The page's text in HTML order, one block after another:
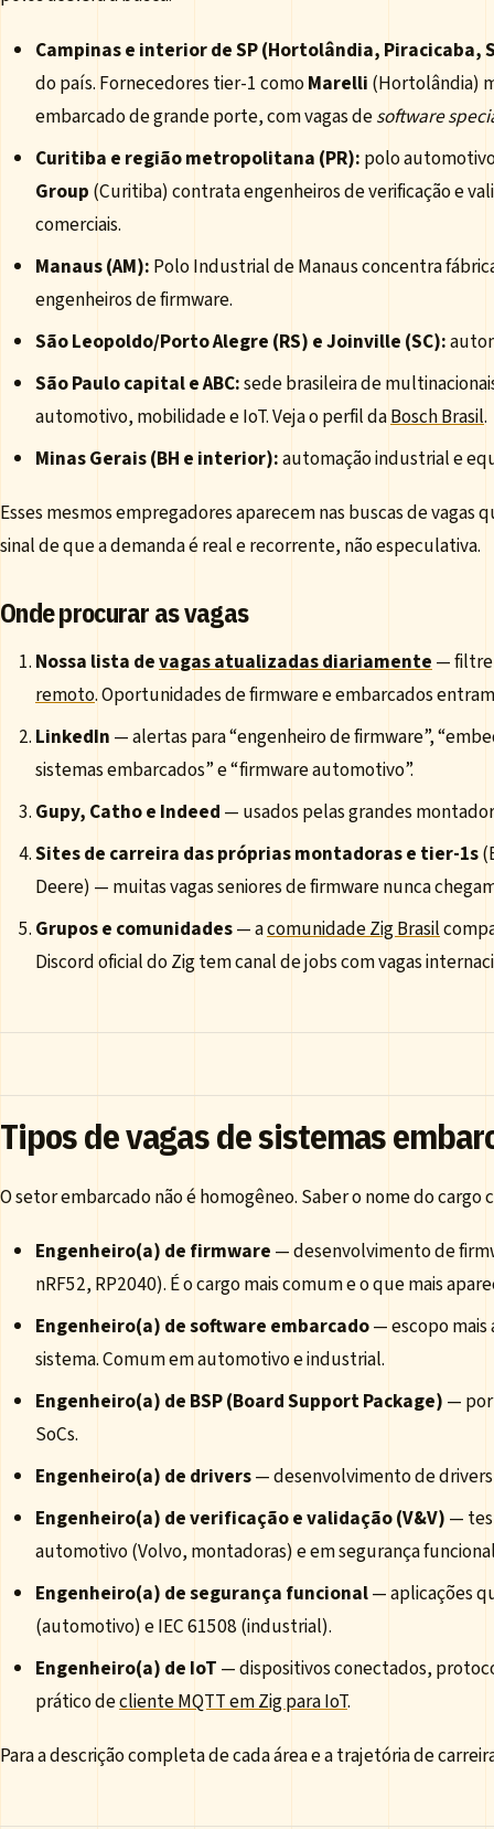
Campinas e interior de SP (Hortolândia, Piracicaba,
do país. Fornecedores tier-1 comoMarelli (Hortolândia)
embarcado de grande porte, com vagas desoftware
Curitiba e região metropolitana (PR): polo
Group (Curitiba) contrata engenheiros de verificação e
comerciais.
Manaus (AM): Polo Industrial de Manaus concentra
engenheiros de firmware.
São Leopoldo/Porto Alegre (RS) e Joinville (SC):
São Paulo capital e ABC:sede brasileira de
automotivo, mobilidade e IoT. Veja o perfil daBosch Brasil.
Minas Gerais (BH e interior):automação industrial e
Esses mesmos empregadores aparecem nas buscas de
sinal de que a demanda é real e recorrente, não especulativa.
Onde procurar as vagas
Nossa lista devagas atualizadas diariamente —
remoto. Oportunidades de firmware e embarcados
LinkedIn — alertas para “engenheiro de firmware”,
sistemas embarcados” e “firmware automotivo”.
Gupy, Catho e Indeed — usados pelas grandes
Sites de carreira das próprias montadoras e tier-1s
Deere) — muitas vagas seniores de firmware nunca
Grupos e comunidades— acomunidade Zig Brasil
Discord oficial do Zig tem canal de jobs com vagas
Tipos de vagas de sistemas
O setor embarcado não é homogêneo. Saber o nome do cargo
Engenheiro(a) de firmware — desenvolvimento de
nRF52, RP2040). É o cargo mais comum e o que mais
Engenheiro(a) de software embarcado— escopo mais
sistema. Comum em automotivo e industrial.
Engenheiro(a) de BSP (Board Support Package) —
SoCs.
Engenheiro(a) de drivers— desenvolvimento de
Engenheiro(a) de verificação e validação (V&V) —
automotivo (Volvo, montadoras) e em segurança
Engenheiro(a) de segurança funcional— aplicações
(automotivo) e IEC 61508 (industrial).
Engenheiro(a) de IoT — dispositivos conectados,
prático decliente MQTT em Zig para IoT.
Para a descrição completa de cada área e a trajetória de